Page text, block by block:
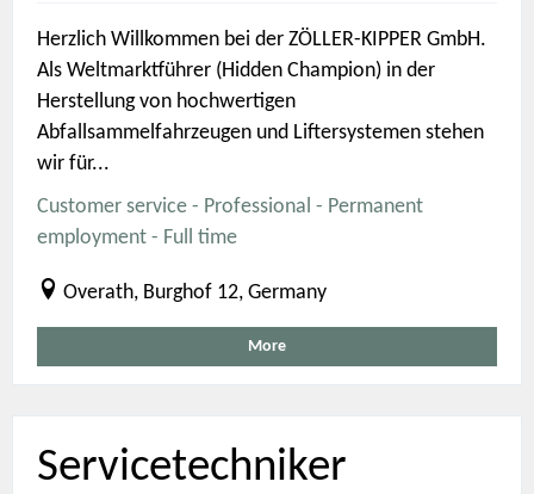
Herzlich Willkommen bei der ZÖLLER-KIPPER GmbH.
Als Weltmarktführer (Hidden Champion) in der
Herstellung von hochwertigen
Abfallsammelfahrzeugen und Liftersystemen stehen
wir für...
Customer service - Professional - Permanent
employment - Full time
Overath, Burghof 12, Germany
More
Servicetechniker